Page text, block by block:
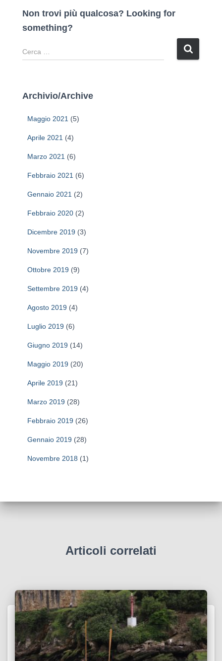
Non trovi più qualcosa? Looking for
something?
R
i
Archivio/Archive
Maggio 2021 (5)
Aprile 2021 (4)
Marzo 2021 (6)
Febbraio 2021 (6)
Gennaio 2021 (2)
Febbraio 2020 (2)
Dicembre 2019 (3)
Novembre 2019 (7)
Ottobre 2019 (9)
Settembre 2019 (4)
Agosto 2019 (4)
Luglio 2019 (6)
Giugno 2019 (14)
Maggio 2019 (20)
Aprile 2019 (21)
Marzo 2019 (28)
Febbraio 2019 (26)
Gennaio 2019 (28)
Novembre 2018 (1)
Articoli correlati